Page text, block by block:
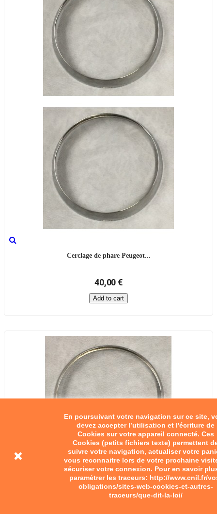
En poursuivant votre navigation sur ce site,
devez accepter l’utilisation et l'écriture de
Cookies sur votre appareil connecté. Ces
Cookies (petits fichiers texte) permettent
suivre votre navigation, actualiser votre
vous reconnaitre lors de votre prochaine
sécuriser votre connexion. Pour en savoir
paramétrer les traceurs: http://www.cnil.fr/
obligations/sites-web-cookies-et-autres-
traceurs/que-dit-la-loi/
Cerclage de phare Peugeot...
40,00 €
Add to cart